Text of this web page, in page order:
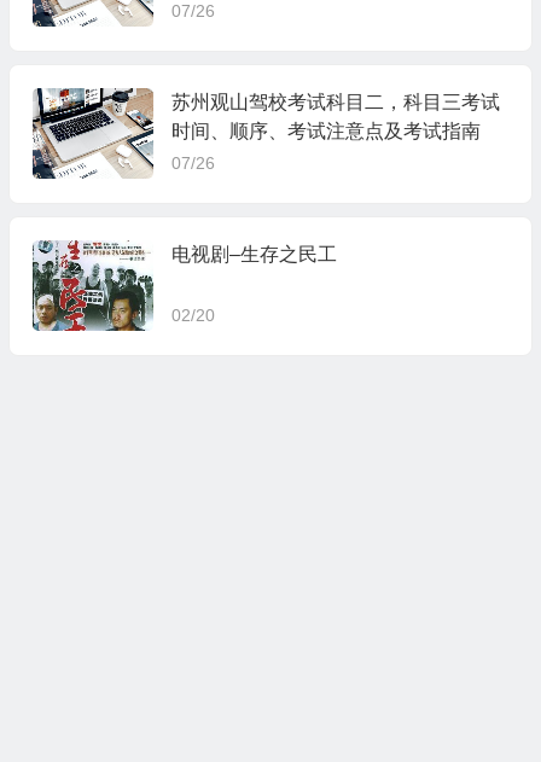
07/26
苏州观山驾校考试科目二，科目三考试
时间、顺序、考试注意点及考试指南
07/26
电视剧–生存之民工
02/20